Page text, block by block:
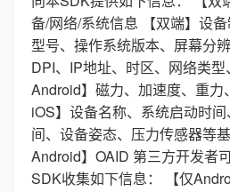
备/网络/系统信息 【双端】设
型号、操作系统版本、屏幕分
DPI、IP地址、时区、网络类
Android】磁力、加速度、重力
iOS】设备名称、系统启动时
间、设备姿态、压力传感器等
Android】OAID 第三方开发者
SDK收集如下信息： 【仅